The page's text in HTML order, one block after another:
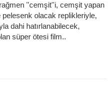
''cemşit''i, cemşit yapan
olacak replikleriyle,
dahi hatırlanabilecek,
süper ötesi film..